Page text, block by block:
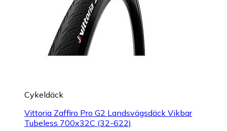
Cykeldäck
Vittoria Zaffiro Pro G2 Landsvägsdäck Vikbar
Tubeless 700x32C (32-622)